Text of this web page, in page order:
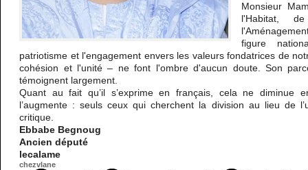
Monsieur
l'Habitat,
figure
patriotisme et l'engagement envers les valeurs fondatrices de
cohésion et l'unité – ne font l'ombre d'aucun doute. Son
témoignent largement.
Quant au fait qu’il s’exprime en français, cela ne diminue
l’augmente : seuls ceux qui cherchent la division au lieu de
critique.
Ebbabe Begnoug
Ancien député
lecalame
chezvlane